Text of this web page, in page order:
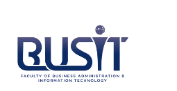
main
content